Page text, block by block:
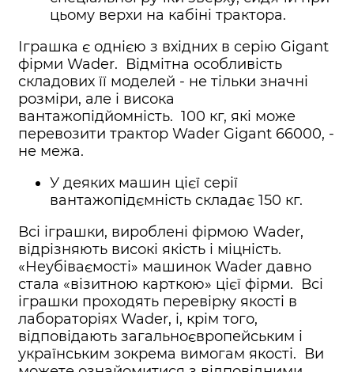
цьому верхи на кабіні трактора.
Іграшка є однією з вхідних в серію Gigant
фірми Wader. Відмітна особливість
складових її моделей - не тільки значні
розміри, але і висока
вантажопідйомність. 100 кг, які може
перевозити трактор Wader Gigant 66000, -
не межа.
У деяких машин цієї серії
вантажопідємність складає 150 кг.
Всі іграшки, вироблені фірмою Wader,
відрізняють високі якість і міцність.
«Неубіваємості» машинок Wader давно
стала «візитною карткою» цієї фірми. Всі
іграшки проходять перевірку якості в
лабораторіях Wader, і, крім того,
відповідають загальноєвропейським і
українським зокрема вимогам якості. Ви